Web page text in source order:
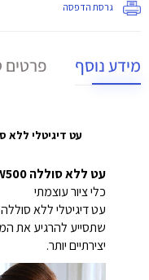
גרסת הדפסה
מידע נוסף פרטים
עט ללא סוללה PW500
כלי ציור עוצמתי
שתסייע להרגיע את
יצירתיים יותר.